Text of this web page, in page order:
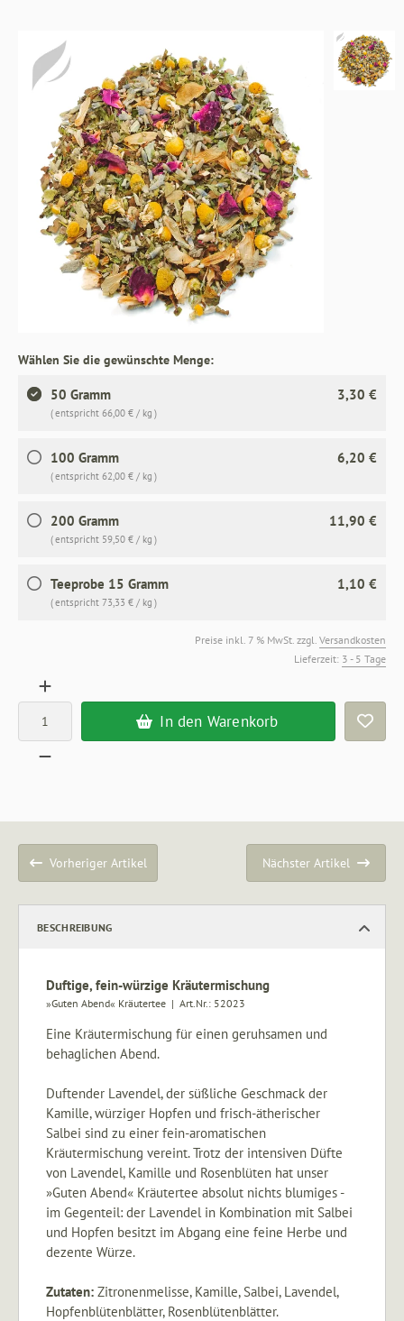
Wählen Sie die gewünschte Menge:
50 Gramm
( entspricht 66,00 € / kg )
3,30 €
100 Gramm
( entspricht 62,00 € / kg )
6,20 €
200 Gramm
( entspricht 59,50 € / kg )
11,90 €
Teeprobe 15 Gramm
( entspricht 73,33 € / kg )
1,10 €
Preise inkl. 7 % MwSt. zzgl. Versandkosten
Lieferzeit: 3 - 5 Tage
In den Warenkorb
Vorheriger Artikel Nächster Artikel
BESCHREIBUNG
Duftige, fein-würzige Kräutermischung
»Guten Abend« Kräutertee | Art.Nr.: 52023
Eine Kräutermischung für einen geruhsamen und
behaglichen Abend.
Duftender Lavendel, der süßliche Geschmack der
Kamille, würziger Hopfen und frisch-ätherischer
Salbei sind zu einer fein-aromatischen
Kräutermischung vereint. Trotz der intensiven Düfte
von Lavendel, Kamille und Rosenblüten hat unser
»Guten Abend« Kräutertee absolut nichts blumiges -
im Gegenteil: der Lavendel in Kombination mit Salbei
und Hopfen besitzt im Abgang eine feine Herbe und
dezente Würze.
Zutaten: Zitronenmelisse, Kamille, Salbei, Lavendel,
Hopfenblütenblätter, Rosenblütenblätter.